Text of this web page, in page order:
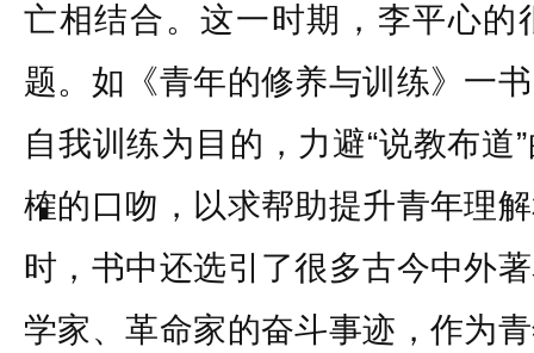
亡相结合。这一时期，李平心的
题。如《青年的修养与训练》一
自我训练为目的，力避“说教布道
榷的口吻，以求帮助提升青年理
时，书中还选引了很多古今中外
学家、革命家的奋斗事迹，作为